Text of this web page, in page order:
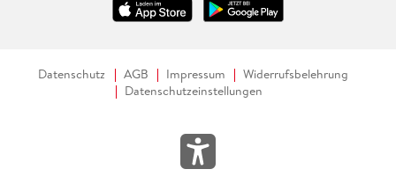
Datenschutz AGB Impressum
Widerrufsbelehrung
Datenschutzeinstellungen